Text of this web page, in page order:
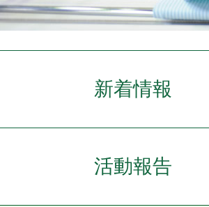
新着情報
活動報告